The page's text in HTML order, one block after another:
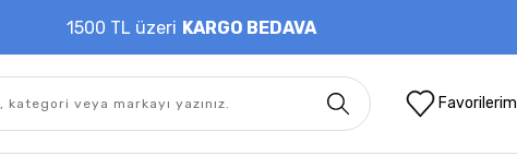
1500 TL üzeri KARGO BEDAVA
Favorilerim